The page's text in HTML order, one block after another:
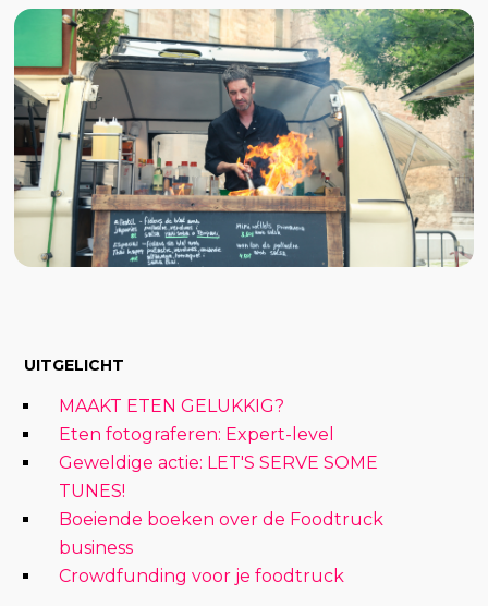
UITGELICHT
MAAKT ETEN GELUKKIG?
Eten fotograferen: Expert-level
Geweldige actie: LET'S SERVE SOME
TUNES!
Boeiende boeken over de Foodtruck
business
Crowdfunding voor je foodtruck